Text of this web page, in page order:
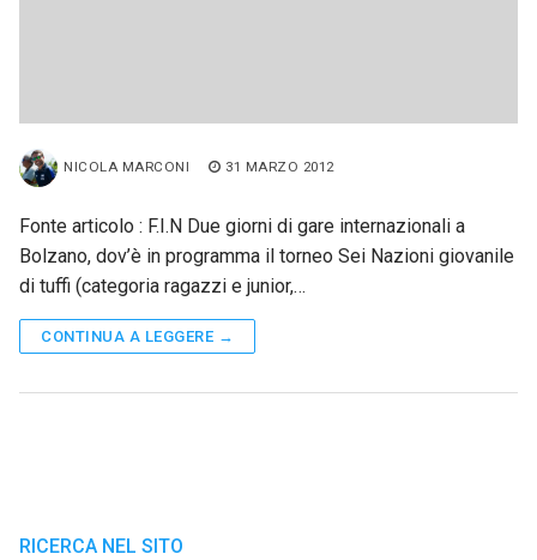
NICOLA MARCONI 31 MARZO 2012
Fonte articolo : F.I.N Due giorni di gare internazionali a
Bolzano, dov’è in programma il torneo Sei Nazioni giovanile
di tuffi (categoria ragazzi e junior,…
CONTINUA A LEGGERE →
RICERCA NEL SITO